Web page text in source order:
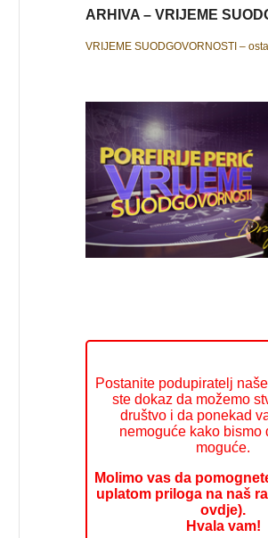
ARHIVA – VRIJEME
VRIJEME SUODGOVORNOSTI –
Postanite podupiratelj
ste dokaz da možemo
društvo i da ponekad
nemoguće kako bismo
moguće.
Molimo vas da
uplatom priloga na naš
ovdje).
Hvala vam!